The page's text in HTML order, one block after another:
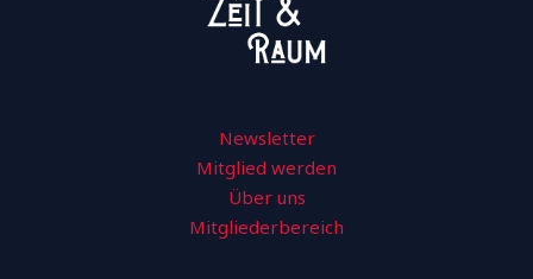
Newsletter
Mitglied werden
Über uns
Mitgliederbereich